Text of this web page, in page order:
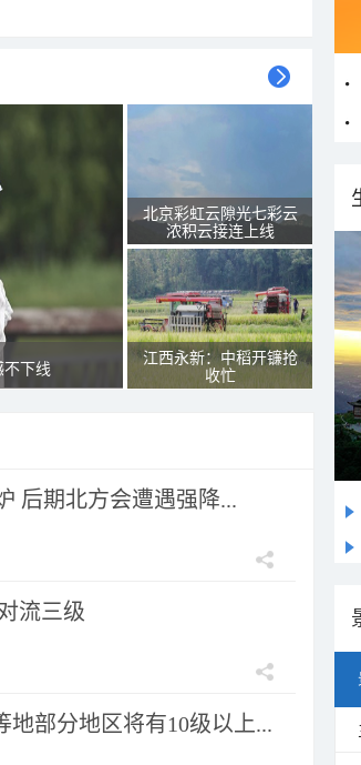
不下线
北京彩虹云隙光七彩云
浓积云接连上线
江西永新：中稻开镰抢
收忙
后期北方会遭遇强降...
流三级
部分地区将有10级以上...